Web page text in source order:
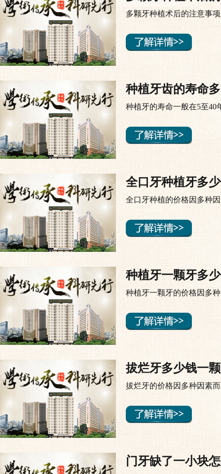
多颗牙种植术后的注意事
种植牙齿的寿命
种植牙的寿命一般在5至40
全口牙种植牙多
全口牙种植的价格因多种
种植牙一颗牙多
种植牙一颗牙的价格因多
拔烂牙多少钱一
拔烂牙的价格因多种因素
门牙缺了一小块